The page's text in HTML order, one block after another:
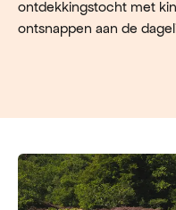
ontdekkingstocht met
ontsnappen aan de